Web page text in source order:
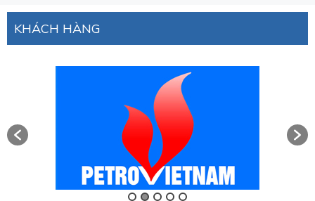
KHÁCH HÀNG